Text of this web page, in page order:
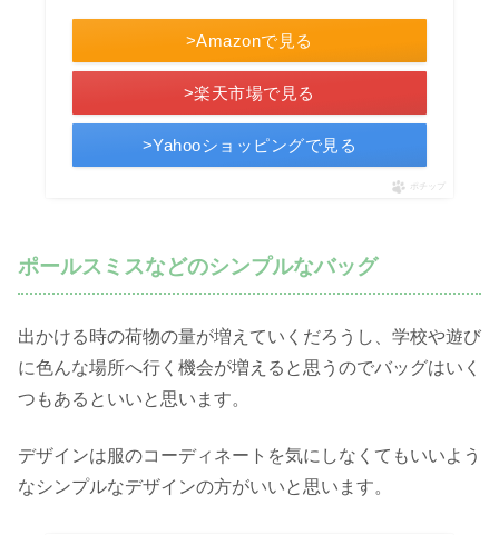
>Amazonで見る
>楽天市場で見る
>Yahooショッピングで見る
ポチップ
ポールスミスなどのシンプルなバッグ
出かける時の荷物の量が増えていくだろうし、学校や遊び
に色んな場所へ行く機会が増えると思うのでバッグはいく
つもあるといいと思います。
デザインは服のコーディネートを気にしなくてもいいよう
なシンプルなデザインの方がいいと思います。